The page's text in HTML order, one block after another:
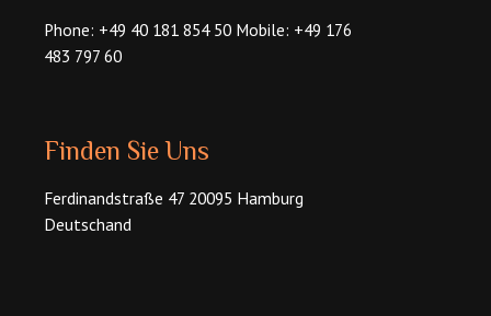
Phone: +49 40 181 854 50 Mobile: +49 176
483 797 60
Finden Sie Uns
Ferdinandstraße 47 20095 Hamburg
Deutschand